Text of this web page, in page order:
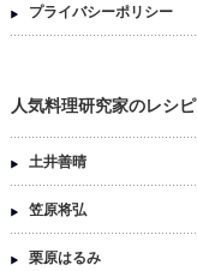
プライバシーポリシー
人気料理研究家のレシピ
土井善晴
笠原将弘
栗原はるみ